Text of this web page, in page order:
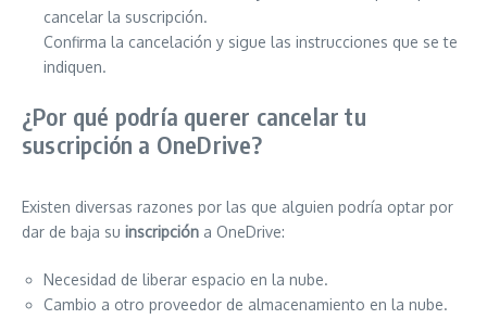
cancelar la suscripción.
Confirma la cancelación y sigue las instrucciones que se te
indiquen.
¿Por qué podría querer cancelar tu
suscripción a OneDrive?
Existen diversas razones por las que alguien podría optar por
dar de baja su inscripción a OneDrive:
Necesidad de liberar espacio en la nube.
Cambio a otro proveedor de almacenamiento en la nube.